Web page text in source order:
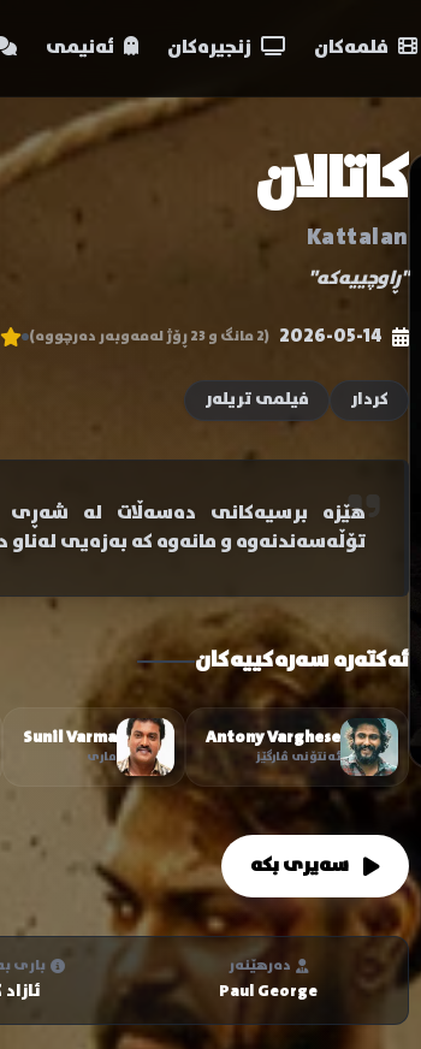
فلمەکان زنجیرەکان ئەنیمی
کاتالان
Kattalan
"ڕاوچییەکە"
2026-05-14 (2 مانگ و 23 ڕۆژ لەمەوبەر دەرچووە)
کردار فیلمی تریلەر
هێزە برسیەکانی دەسەڵات لە شەڕی
تۆڵەسەندنەوە و مانەوە کە بەزەیی لەناو
ئەکتەرە سەرەکییەکان
Antony Varghese
ئەنتۆنی ڤارگێز
Sunil Varma
ماری
سەیری بکە
دەرهێنەر
Paul George
باری
ئازاد